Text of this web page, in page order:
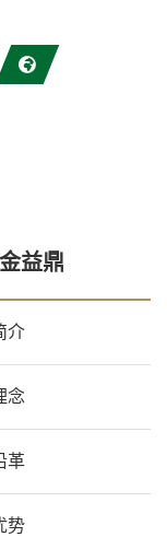
益鼎
介
念
革
势